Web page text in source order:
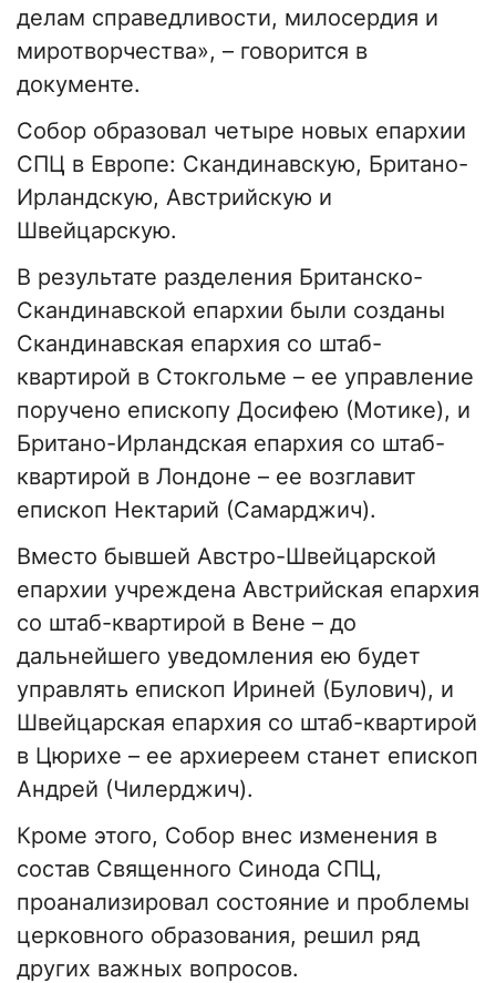
делам справедливости, милосердия и
миротворчества», – говорится в
документе.
Собор образовал четыре новых епархии
СПЦ в Европе: Скандинавскую, Британо-
Ирландскую, Австрийскую и
Швейцарскую.
В результате разделения Британско-
Скандинавской епархии были созданы
Скандинавская епархия со штаб-
квартирой в Стокгольме – ее управление
поручено епископу Досифею (Мотике), и
Британо-Ирландская епархия со штаб-
квартирой в Лондоне – ее возглавит
епископ Нектарий (Самарджич).
Вместо бывшей Австро-Швейцарской
епархии учреждена Австрийская епархия
со штаб-квартирой в Вене – до
дальнейшего уведомления ею будет
управлять епископ Ириней (Булович), и
Швейцарская епархия со штаб-квартирой
в Цюрихе – ее архиереем станет епископ
Андрей (Чилерджич).
Кроме этого, Собор внес изменения в
состав Священного Синода СПЦ,
проанализировал состояние и проблемы
церковного образования, решил ряд
других важных вопросов.